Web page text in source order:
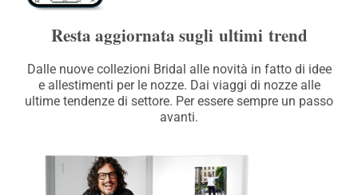
Resta aggiornata sugli ultimi trend
Dalle nuove collezioni Bridal alle novità in fatto di idee
e allestimenti per le nozze. Dai viaggi di nozze alle
ultime tendenze di settore. Per essere sempre un passo
avanti.